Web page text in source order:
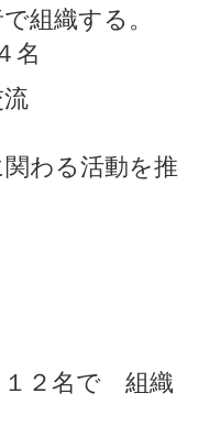
で組織する。
名
わる活動を推
名で 組織